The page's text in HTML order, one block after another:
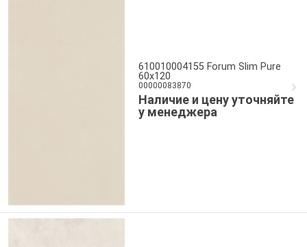
610010004155 Forum Slim Pure
60x120
00000083870
Наличие и цену уточняйте
у менеджера